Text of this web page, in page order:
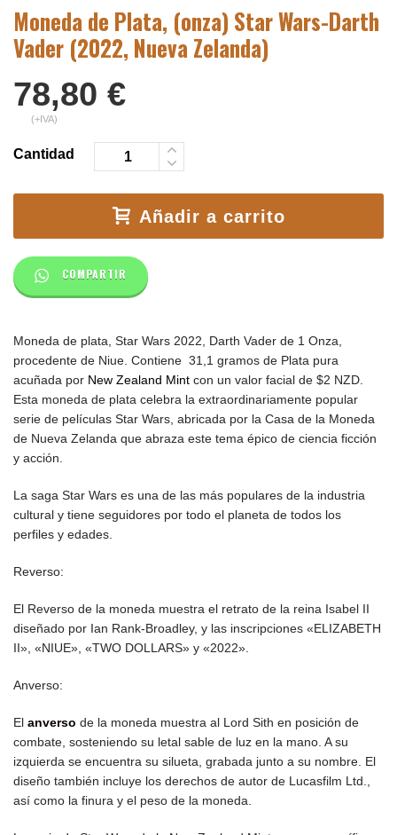
Moneda de Plata, (onza) Star Wars-Darth
Vader (2022, Nueva Zelanda)
78,80 €
(+IVA)
Cantidad
Añadir a carrito
COMPARTIR
Moneda de plata, Star Wars 2022, Darth Vader de 1 Onza,
procedente de Niue. Contiene 31,1 gramos de Plata pura
acuñada por New Zealand Mint con un valor facial de $2 NZD.
Esta moneda de plata celebra la extraordinariamente popular
serie de películas Star Wars, abricada por la Casa de la Moneda
de Nueva Zelanda que abraza este tema épico de ciencia ficción
y acción.
La saga Star Wars es una de las más populares de la industria
cultural y tiene seguidores por todo el planeta de todos los
perfiles y edades.
Reverso:
El Reverso de la moneda muestra el retrato de la reina Isabel II
diseñado por Ian Rank-Broadley, y las inscripciones «ELIZABETH
II», «NIUE», «TWO DOLLARS» y «2022».
Anverso:
El anverso de la moneda muestra al Lord Sith en posición de
combate, sosteniendo su letal sable de luz en la mano. A su
izquierda se encuentra su silueta, grabada junto a su nombre. El
diseño también incluye los derechos de autor de Lucasfilm Ltd.,
así como la finura y el peso de la moneda.